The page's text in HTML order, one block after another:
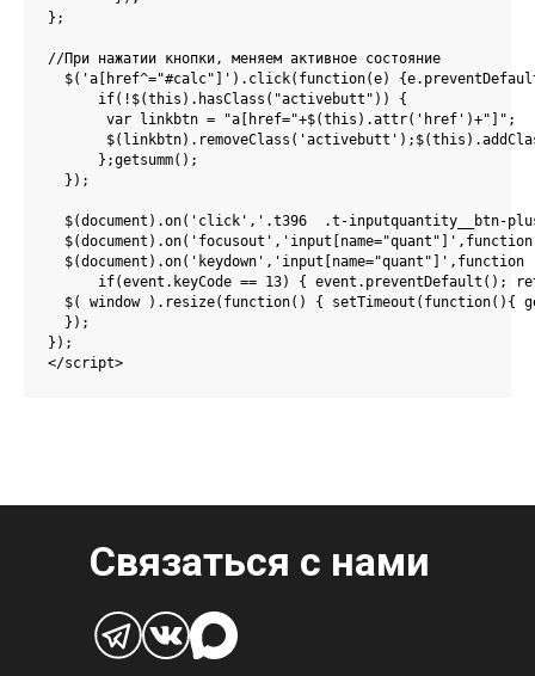
};
//При нажатии кнопки, меняем активное состояние
$('a[href^="#calc"]').click(function(e)
      if(!$(this).hasClass("activebutt")) {
       var linkbtn = "a[href="+$(this).attr('href')+"]";
      };getsumm();
  });
$(document).on('click','.t396  .t-inputquantity__btn-
$(document).on('keydown','input[name="quant"]',function
if(event.keyCode == 13) { event.preventDefault();
$( window ).resize(function() { setTimeout(function(){
  });
});
</script>
Связаться с нами